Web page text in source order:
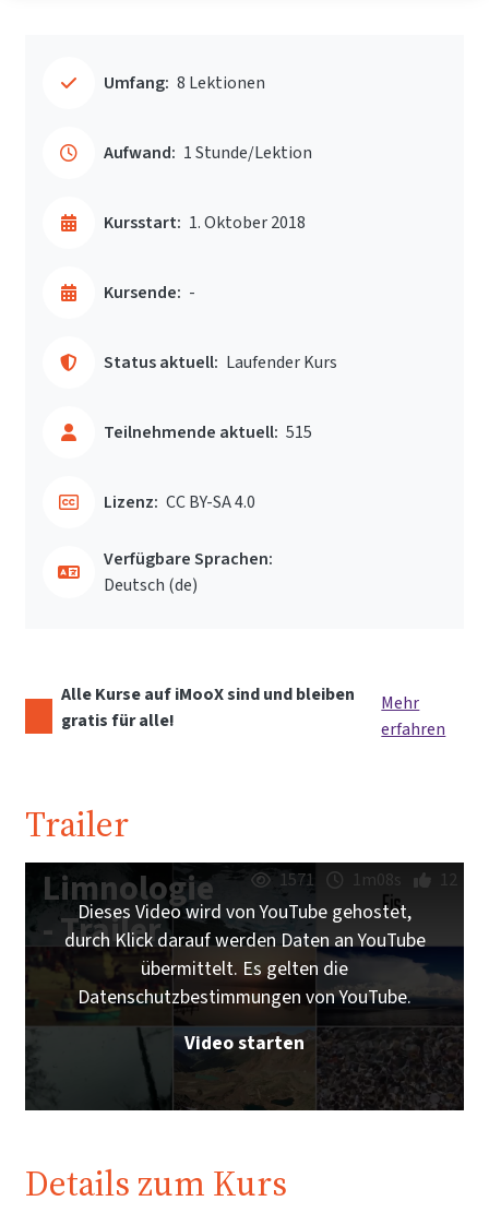
Umfang: 8 Lektionen
Aufwand: 1 Stunde/Lektion
Kursstart: 1. Oktober 2018
Kursende: -
Status aktuell: Laufender Kurs
Teilnehmende aktuell: 515
Lizenz: CC BY-SA 4.0
Verfügbare Sprachen:
Deutsch ‎(de)‎
Alle Kurse auf iMooX sind und bleiben
gratis für alle!
Mehr
erfahren
Trailer
Limnologie
- Trailer
1571 1m08s 12
Dieses Video wird von YouTube gehostet,
durch Klick darauf werden Daten an YouTube
übermittelt. Es gelten die
Datenschutzbestimmungen von YouTube.
Video starten
Details zum Kurs